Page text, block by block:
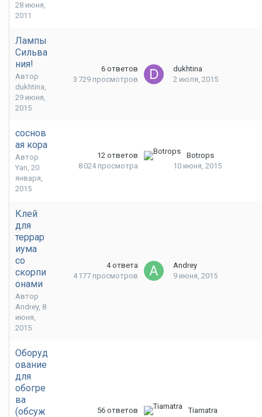
28 июня,
2011
Лампы
Сильва
ния!
Автор
dukhtina,
29 июня,
2015
6 ответов
3 729 просмотров
dukhtina
2 июля, 2015
соснов
ая кора
Автор
Yan, 20
января,
2015
12 ответов
8 024 просмотра
Botrops
10 июня, 2015
Клей
для
террар
иума
со
скорпи
онами
Автор
Andrey, 8
июня,
2015
4 ответа
4 177 просмотров
Andrey
9 июня, 2015
Оборуд
ование
для
обогре
ва
(обсуж
56 ответов
Tiamatra